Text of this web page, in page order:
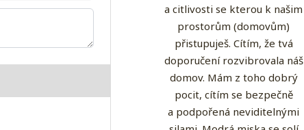
a citlivosti se kterou k našim
prostorům (domovům)
přistupuješ. Cítím, že tvá
doporučení rozvibrovala náš
domov. Mám z toho dobrý
pocit, cítím se bezpečně
a podpořená neviditelnými